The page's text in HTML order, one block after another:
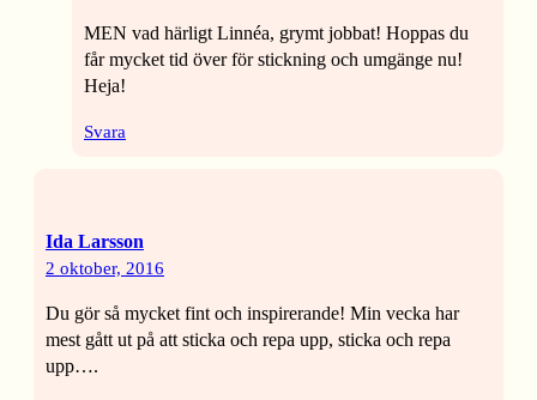
MEN vad härligt Linnéa, grymt jobbat! Hoppas du
får mycket tid över för stickning och umgänge nu!
Heja!
Svara
Ida Larsson
2 oktober, 2016
Du gör så mycket fint och inspirerande! Min vecka har
mest gått ut på att sticka och repa upp, sticka och repa
upp….